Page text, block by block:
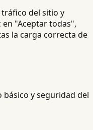
del sitio y
"Aceptar todas",
la carga correcta de
y seguridad del